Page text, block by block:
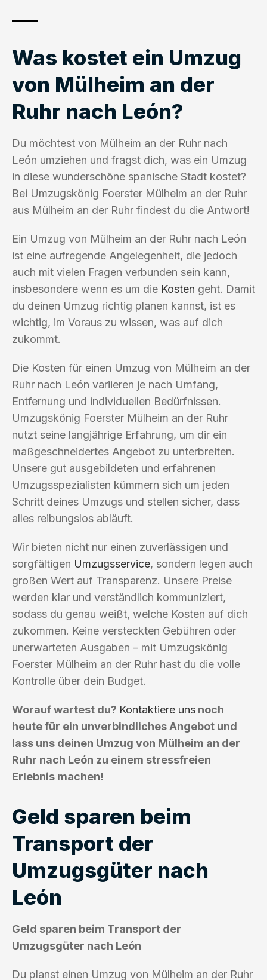
Was kostet ein Umzug
von Mülheim an der
Ruhr nach León?
Du möchtest von Mülheim an der Ruhr nach
León umziehen und fragst dich, was ein Umzug
in diese wunderschöne spanische Stadt kostet?
Bei Umzugskönig Foerster Mülheim an der Ruhr
aus Mülheim an der Ruhr findest du die Antwort!
Ein Umzug von Mülheim an der Ruhr nach León
ist eine aufregende Angelegenheit, die jedoch
auch mit vielen Fragen verbunden sein kann,
insbesondere wenn es um die Kosten geht. Damit
du deinen Umzug richtig planen kannst, ist es
wichtig, im Voraus zu wissen, was auf dich
zukommt.
Die Kosten für einen Umzug von Mülheim an der
Ruhr nach León variieren je nach Umfang,
Entfernung und individuellen Bedürfnissen.
Umzugskönig Foerster Mülheim an der Ruhr
nutzt seine langjährige Erfahrung, um dir ein
maßgeschneidertes Angebot zu unterbreiten.
Unsere gut ausgebildeten und erfahrenen
Umzugsspezialisten kümmern sich um jeden
Schritt deines Umzugs und stellen sicher, dass
alles reibungslos abläuft.
Wir bieten nicht nur einen zuverlässigen und
sorgfältigen Umzugsservice, sondern legen auch
großen Wert auf Transparenz. Unsere Preise
werden klar und verständlich kommuniziert,
sodass du genau weißt, welche Kosten auf dich
zukommen. Keine versteckten Gebühren oder
unerwarteten Ausgaben – mit Umzugskönig
Foerster Mülheim an der Ruhr hast du die volle
Kontrolle über dein Budget.
Worauf wartest du? Kontaktiere uns noch
heute für ein unverbindliches Angebot und
lass uns deinen Umzug von Mülheim an der
Ruhr nach León zu einem stressfreien
Erlebnis machen!
Geld sparen beim
Transport der
Umzugsgüter nach
León
Geld sparen beim Transport der
Umzugsgüter nach León
Du planst einen Umzug von Mülheim an der Ruhr